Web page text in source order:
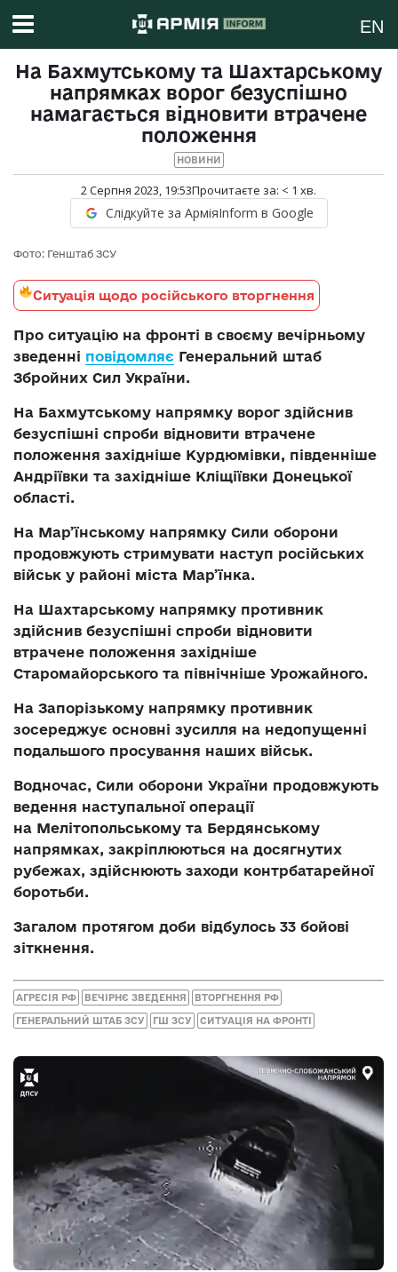
EN
На Бахмутському та Шахтарському
напрямках ворог безуспішно
намагається відновити втрачене
положення
НОВИНИ
2 Серпня 2023, 19:53Прочитаєте за: < 1 хв.
Слідкуйте за АрміяInform в Google
Фото: Генштаб ЗСУ
Ситуація щодо російського вторгнення
Про ситуацію на фронті в своєму вечірньому
зведенні повідомляє Генеральний штаб
Збройних Сил України.
На Бахмутському напрямку ворог здійснив
безуспішні спроби відновити втрачене
положення західніше Курдюмівки, південніше
Андріївки та західніше Кліщіївки Донецької
області.
На Мар’їнському напрямку Сили оборони
продовжують стримувати наступ російських
військ у районі міста Мар’їнка.
На Шахтарському напрямку противник
здійснив безуспішні спроби відновити
втрачене положення західніше
Старомайорського та північніше Урожайного.
На Запорізькому напрямку противник
зосереджує основні зусилля на недопущенні
подальшого просування наших військ.
Водночас, Сили оборони України продовжують
ведення наступальної операції
на Мелітопольському та Бердянському
напрямках, закріплюються на досягнутих
рубежах, здійснюють заходи контрбатарейної
боротьби.
Загалом протягом доби відбулось 33 бойові
зіткнення.
АГРЕСІЯ РФ ВЕЧІРНЄ ЗВЕДЕННЯ ВТОРГНЕННЯ РФ
ГЕНЕРАЛЬНИЙ ШТАБ ЗСУ ГШ ЗСУ СИТУАЦІЯ НА ФРОНТІ